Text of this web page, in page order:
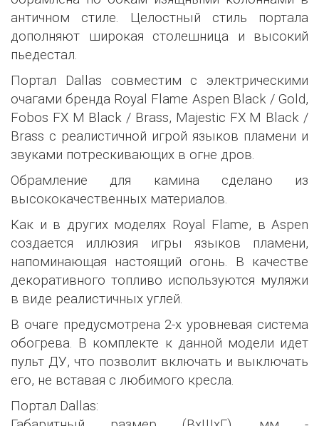
античном стиле. Целостный стиль портала
дополняют широкая столешница и высокий
пьедестал.
Портал Dallas совместим с электрическими
очагами бренда Royal Flame Aspen Black / Gold,
Fobos FX M Black / Brass, Majestic FX M Black /
Brass с реалистичной игрой языков пламени и
звуками потрескивающих в огне дров.
Обрамление для камина сделано из
высококачественных материалов.
Как и в других моделях Royal Flame, в Aspen
создается иллюзия игры языков пламени,
напоминающая настоящий огонь. В качестве
декоративного топливо используются муляжи
в виде реалистичных углей.
В очаге предусмотрена 2-х уровневая система
обогрева. В комплекте к данной модели идет
пульт ДУ, что позволит включать и выключать
его, не вставая с любимого кресла.
Портал Dallas: